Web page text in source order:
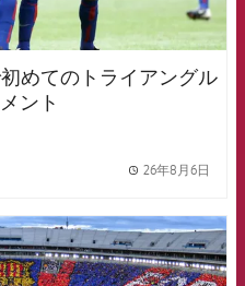
めてのトライアングル
ント
26年8月6日
FCB Barcelona badge